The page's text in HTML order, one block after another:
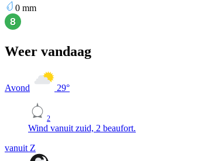
0 mm
Weer vandaag
Avond 29°
2
Wind vanuit zuid, 2 beaufort.
vanuit Z